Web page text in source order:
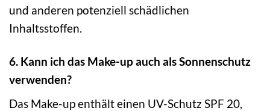
und anderen potenziell schädlichen
Inhaltsstoffen.
6. Kann ich das Make-up auch als Sonnenschutz
verwenden?
Das Make-up enthält einen UV-Schutz SPF 20,